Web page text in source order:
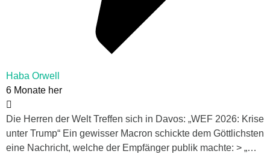
Haba Orwell
6 Monate her
Die Herren der Welt Treffen sich in Davos: „WEF 2026: Krise
unter Trump“ Ein gewisser Macron schickte dem Göttlichsten
eine Nachricht, welche der Empfänger publik machte: > „…